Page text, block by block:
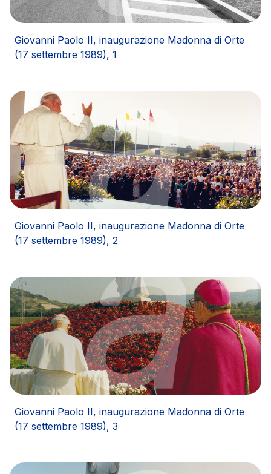
Elgea
Produzione e vendita di energia da fonti rinnovabili
AdMoving
spazi, servizi pubblicitari, gestione eventi nelle aree
di servizio
YouVerse
servizi amministrativi, generali, gestione immobili
attività di pulizia su piazzali esterni, superfici a verde
e servizi igienici
Società Italiana per il Traforo del Monte Bianco
S.p.A.
Km rete: 6
Scadenza concessione: 2050
Raccordo Autostradale Valle d’Aosta S.p.A.
Km rete: 32
Scadenza concessione: 2028
Giovanni Paolo II, inaugurazione Madonna di Orte
(17 settembre 1989), 1
Giovanni Paolo II, inaugurazione Madonna di Orte
(17 settembre 1989), 2
Giovanni Paolo II, inaugurazione Madonna di Orte
(17 settembre 1989), 3